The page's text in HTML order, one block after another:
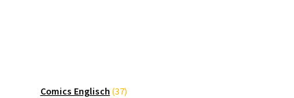
Comics Englisch 3737